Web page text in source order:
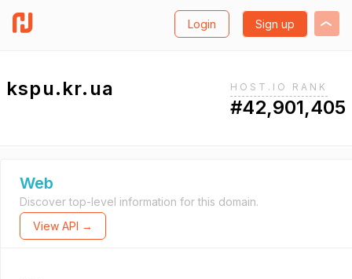
Login Sign up
kspu.kr.ua HOST.IO RANK
#42,901,405
Web
Discover top-level information for this domain.
View API →